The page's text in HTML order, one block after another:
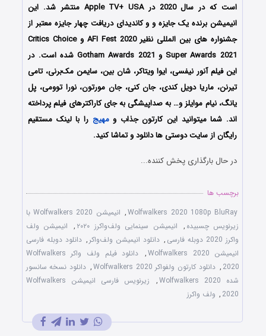
است که در سال 2020 در Apple TV+ USA منتشر شد. این
انیمیشن برنده یک جایزه و و کاندیدای دریافت چهار جایزه معتبر از
جشنواره های بین المللی نظیر AFI Fest 2020 و Critics Choice
Super Awards 2021 و Gotham Awards 2021 شده است. در
این فیلم آنور نیفسی، ایوا ویتاکر، شان بین، سایمن مک‌برنی، تامی
تیرنن، ماریا دویل کندی، جان کنی، جان مورتون، نورا توومی، پل
یانگ، نیام موایلز و… به صداپیشگی به جای کاراکترهای فیلم پرداخته
اند. شما میتوانید این کارتون جذاب ومهیج را با لینک مستقیم
رایگان از سایت دوستی ها دانلود و تماشا کنید.
در حال بارگذاری پخش کننده...
برچسب ها
Wolfwalkers 2020 1080p BluRay
,
انیمیشن Wolfwalkers 2020 با
زیرنویس چسبیده , انیمیشن سینمایی ولف‌واکرز ۲۰۲۰ , انیمیشن ولف
واکرز 2020 دوبله فارسی
, دانلود انیمیشن ولف‌واکر , دانلود دوبله فارسی
انیمیشن Wolfwalkers 2020
,
دانلود فیلم ولف واکر Wolfwalkers
2020
, دانلود کارتون ولفواکر Wolfwalkers 2020 , دانلود نسخه سانسور
شده Wolfwalkers 2020
,
زیرنویس فارسی انیمیشن Wolfwalkers
2020
, ولف واکرز